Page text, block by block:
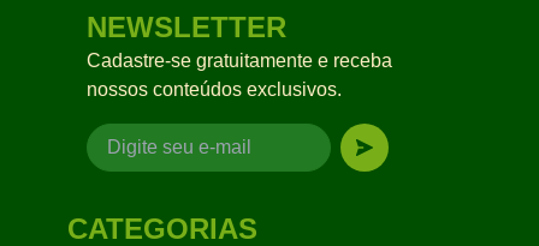
NEWSLETTER
Cadastre-se gratuitamente e receba
nossos conteúdos exclusivos.
CATEGORIAS